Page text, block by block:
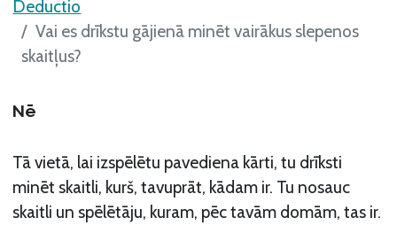
Deductio
Vai es drīkstu gājienā minēt vairākus slepenos
skaitļus?
Nē
Tā vietā, lai izspēlētu pavediena kārti, tu drīksti
minēt skaitli, kurš, tavuprāt, kādam ir. Tu nosauc
skaitli un spēlētāju, kuram, pēc tavām domām, tas ir.